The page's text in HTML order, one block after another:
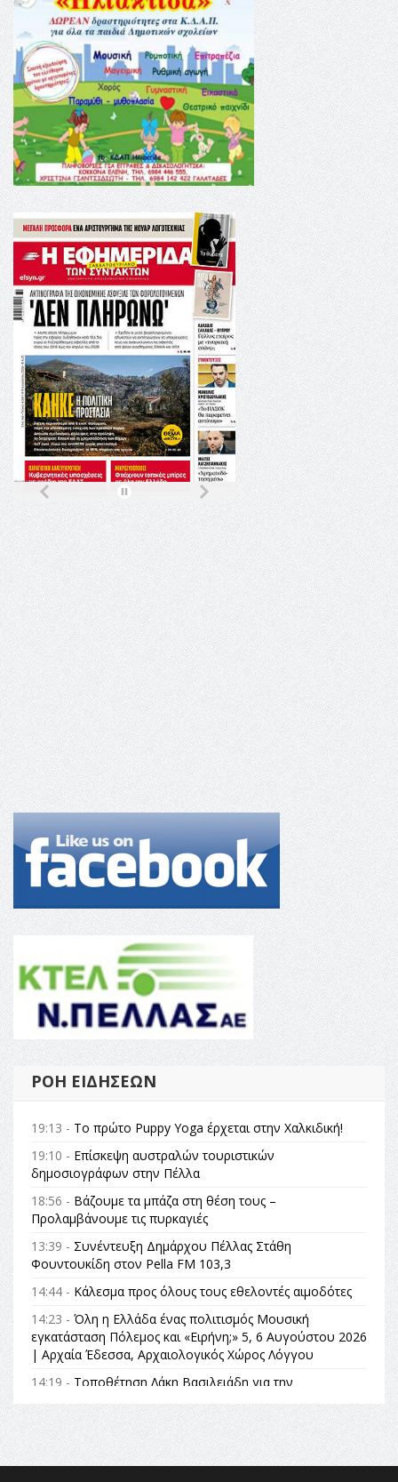
ΡΟΉ ΕΙΔΉΣΕΩΝ
19:13 - Το πρώτο Puppy Yoga έρχεται στην Χαλκιδική!
19:10 - Επίσκεψη αυστραλών τουριστικών
δημοσιογράφων στην Πέλλα
18:56 - Βάζουμε τα μπάζα στη θέση τους –
Προλαμβάνουμε τις πυρκαγιές
13:39 - Συνέντευξη Δημάρχου Πέλλας Στάθη
Φουντουκίδη στον Pella FM 103,3
14:44 - Κάλεσμα προς όλους τους εθελοντές αιμοδότες
14:23 - Όλη η Ελλάδα ένας πολιτισμός Μουσική
εγκατάσταση Πόλεμος και «Ειρήνη;» 5, 6 Αυγούστου 2026
| Αρχαία Έδεσσα, Αρχαιολογικός Χώρος Λόγγου
14:19 - Τοποθέτηση Λάκη Βασιλειάδη για την
Αναθεώρηση του Συντάγματος: «Σε τέτοιες κορυφαίες
θεσμικές διαδικασίες υπάρχει μόνο η ευθύνη απέναντι
στις επόμενες γενιές»
16:35 -Το πρόγραμμα του ΠΑΟΚ στον δεύτερο γύρο του